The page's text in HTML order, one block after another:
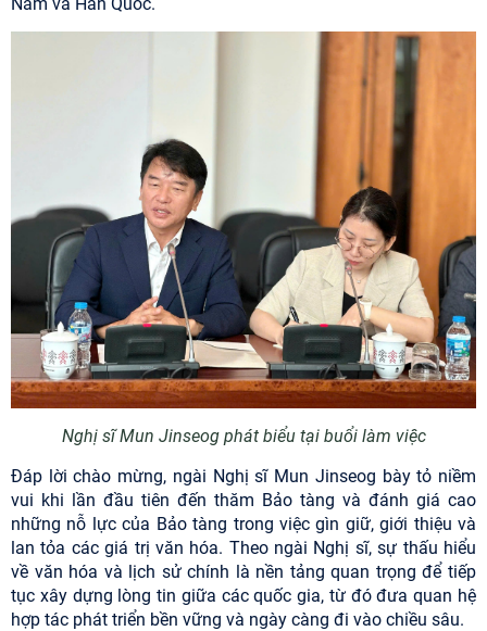
Nghị sĩ Mun Jinseog phát biểu tại buổi làm việc
Đáp lời chào mừng, ngài Nghị sĩ Mun Jinseog bày tỏ niềm
vui khi lần đầu tiên đến thăm Bảo tàng và đánh giá cao
những nỗ lực của Bảo tàng trong việc gìn giữ, giới thiệu và
lan tỏa các giá trị văn hóa. Theo ngài Nghị sĩ, sự thấu hiểu
về văn hóa và lịch sử chính là nền tảng quan trọng để tiếp
tục xây dựng lòng tin giữa các quốc gia, từ đó đưa quan hệ
hợp tác phát triển bền vững và ngày càng đi vào chiều sâu.